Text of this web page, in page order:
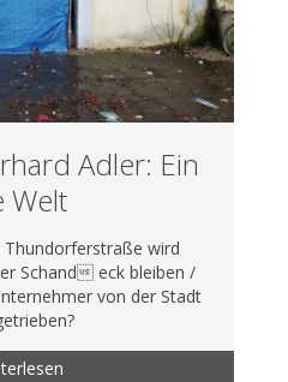
Adler: Ein
Welt
Thundorferstraße wird
Schand eck bleiben /
von der Stadt